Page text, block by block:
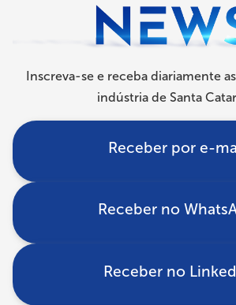
Inscreva-se e receba diariamente
indústria de Santa
Receber por e-
Receber no
Receber no